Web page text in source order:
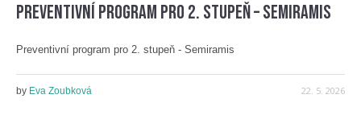
Preventivní program pro 2. stupeň – Semiramis
Preventivní program pro 2. stupeň - Semiramis
22. 5. 2026
by Eva Zoubková